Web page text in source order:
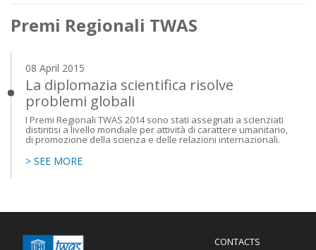
Main
navigation
Premi Regionali TWAS
08 April 2015
La diplomazia scientifica risolve
problemi globali
I Premi Regionali TWAS 2014 sono stati assegnati a scienziati
distintisi a livello mondiale per attività di carattere umanitario,
di promozione della scienza e delle relazioni internazionali.
> SEE MORE
Menu
CONTACTS